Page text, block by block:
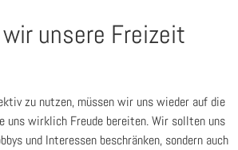
unsere Freizeit
zu nutzen, müssen wir uns wieder auf die
uns wirklich Freude bereiten. Wir sollten uns
und Interessen beschränken, sondern auch